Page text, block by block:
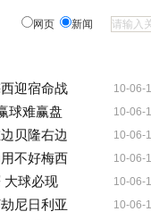
网页 新闻
10-06-
迎宿命战
10-06-
球难赢盘
10-06-
贝隆右边
10-06-
不好梅西
10-06-
大球必现
10-06-
尼日利亚